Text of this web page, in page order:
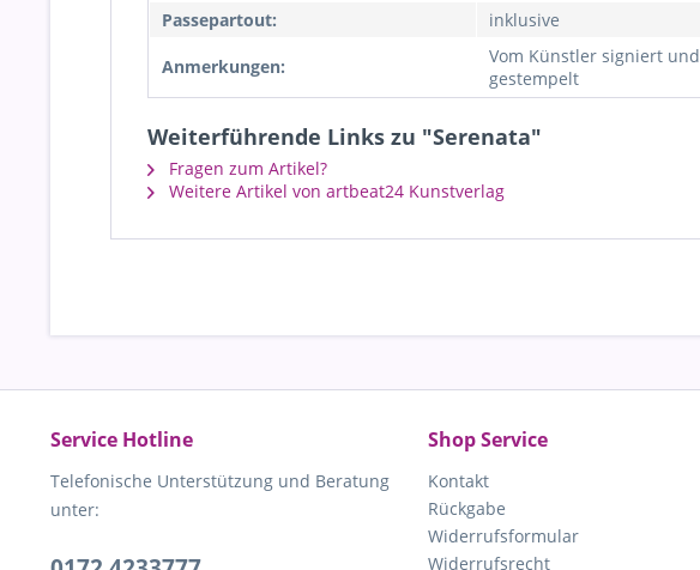
Passepartout:
inklusive
Anmerkungen:
Vom Künstler signiert und
gestempelt
Weiterführende Links zu "Serenata"
Fragen zum Artikel?
Weitere Artikel von artbeat24 Kunstverlag
Service Hotline
Telefonische Unterstützung und Beratung
unter:
Shop Service
Kontakt
Rückgabe
Widerrufsformular
Widerrufsrecht